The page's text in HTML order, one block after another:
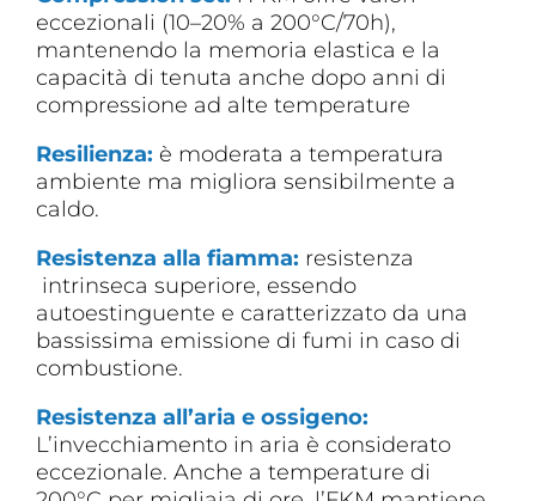
eccezionali (10–20% a 200°C/70h),
mantenendo la memoria elastica e la
capacità di tenuta anche dopo anni di
compressione ad alte temperature
Resilienza: è moderata a temperatura
ambiente ma migliora sensibilmente a
caldo.
Resistenza alla fiamma: resistenza
intrinseca superiore, essendo
autoestinguente e caratterizzato da una
bassissima emissione di fumi in caso di
combustione.
Resistenza all’aria e ossigeno:
L’invecchiamento in aria è considerato
eccezionale. Anche a temperature di